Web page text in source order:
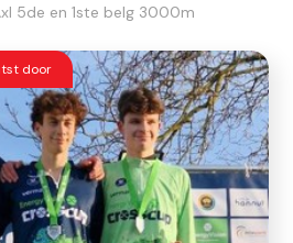
5de en 1ste belg 3000m
door